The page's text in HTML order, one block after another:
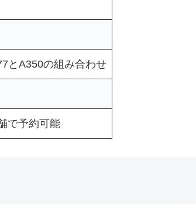
とA350の組み合わせ
で予約可能